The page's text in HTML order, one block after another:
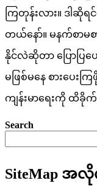
ကျန်းမာရေးကို ထိ
Search
SiteMap အ
ဖတ်ရှုသင့်သည့်သတ
မြဝတီ